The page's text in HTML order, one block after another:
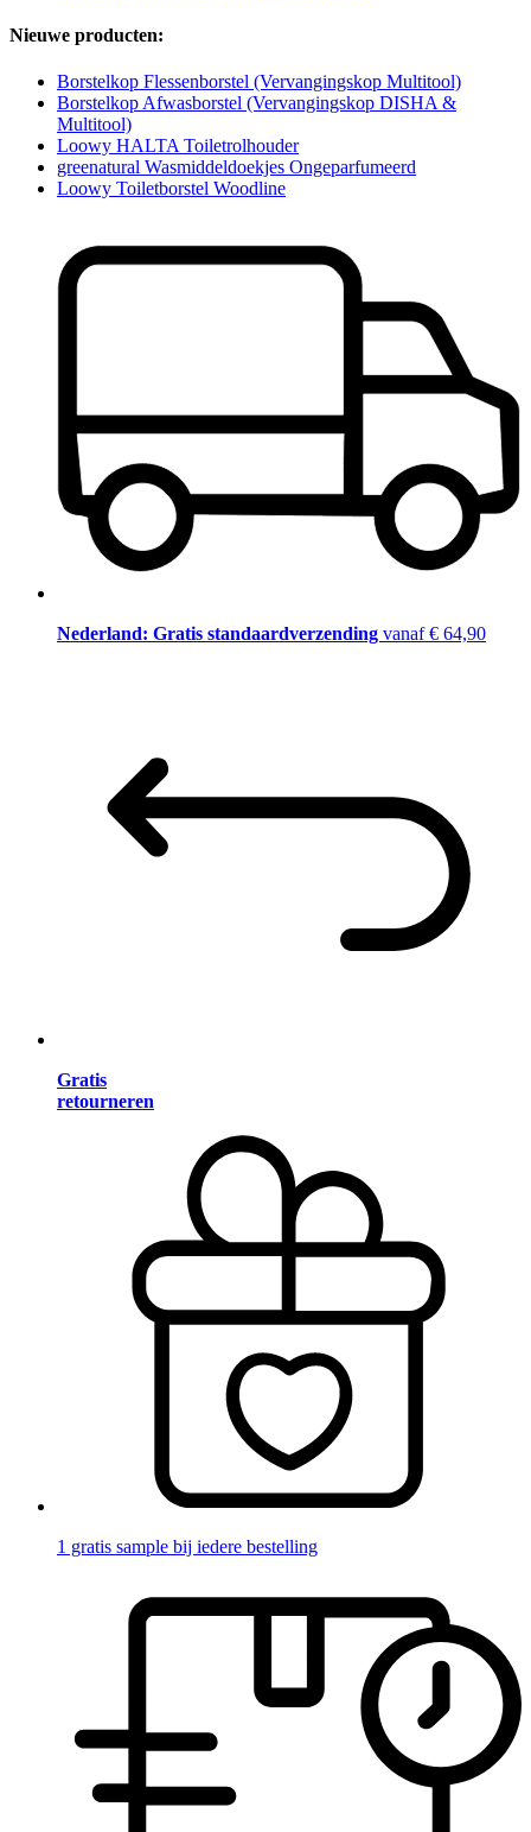
Nieuwe producten:
Borstelkop Flessenborstel (Vervangingskop Multitool)
Borstelkop Afwasborstel (Vervangingskop DISHA &
Multitool)
Loowy HALTA Toiletrolhouder
greenatural Wasmiddeldoekjes Ongeparfumeerd
Loowy Toiletborstel Woodline
Nederland: Gratis standaardverzending vanaf € 64,90
Gratis
retourneren
1 gratis sample bij iedere bestelling